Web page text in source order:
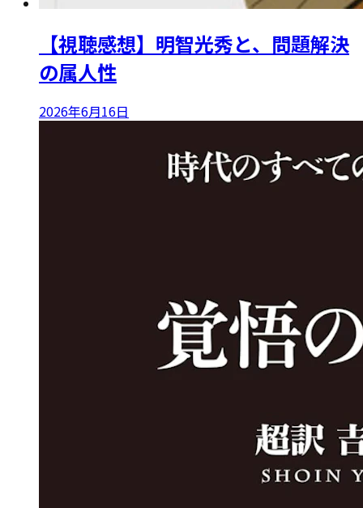
【視聴感想】明智光秀と、問題解決
の属人性
2026年6月16日